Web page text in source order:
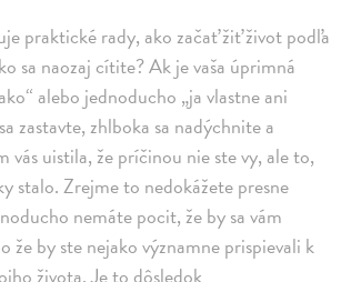
praktické rady, ako začať žiť život podľa
sa naozaj cítite? Ak je vaša úprimná
alebo jednoducho „ja vlastne ani
zastavte, zhlboka sa nadýchnite a
vás uistila, že príčinou nie ste vy, ale to,
stalo. Zrejme to nedokážete presne
nemáte pocit, že by sa vám
že by ste nejako významne prispievali k
života. Je to dôsledok